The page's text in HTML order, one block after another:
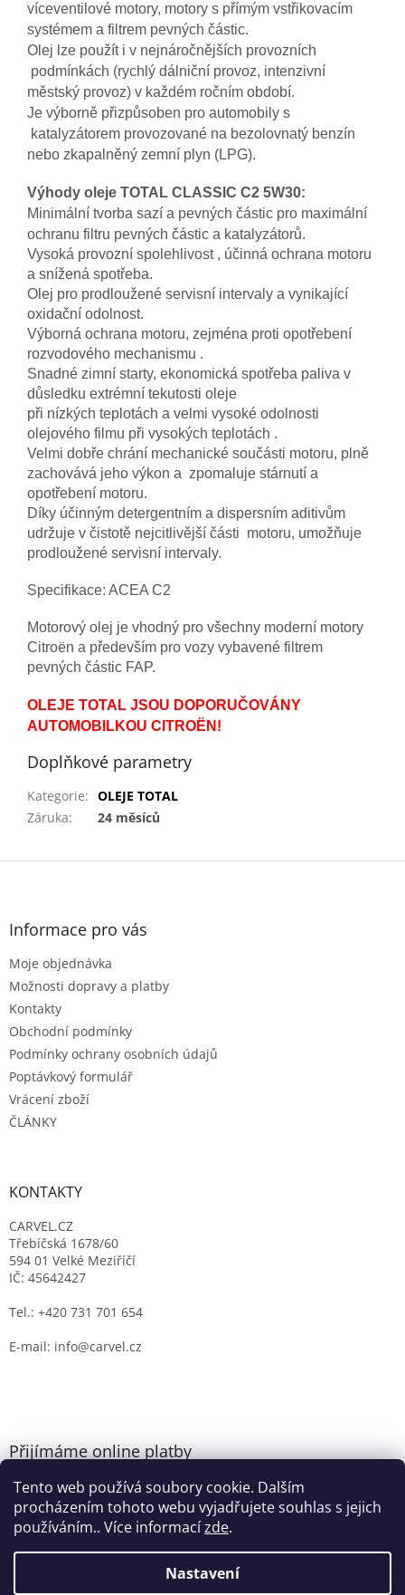
Tento web používá soubory cookie. Dalším
procházením tohoto webu vyjadřujete souhlas s jejich
používáním.. Více informacízde.
Nastavení
víceventilové motory, motory s přímým vstřikovacím
systémem a filtrem pevných částic.
Olej lze použít i v nejnáročnějších provozních
podmínkách (rychlý dálniční provoz, intenzivní
městský provoz) v každém ročním období.
Je výborně přizpůsoben pro automobily s
katalyzátorem provozované na bezolovnatý benzín
nebo zkapalněný zemní plyn (LPG).
Výhody oleje TOTAL CLASSIC C2 5W30:
Minimální tvorba sazí a pevných částic pro maximální
ochranu filtru pevných částic a katalyzátorů.
Vysoká provozní spolehlivost , účinná ochrana motoru
a snížená spotřeba.
Olej pro prodloužené servisní intervaly a vynikající
oxidační odolnost.
Výborná ochrana motoru, zejména proti opotřebení
rozvodového mechanismu .
Snadné zimní starty, ekonomická spotřeba paliva v
důsledku extrémní tekutosti oleje
při nízkých teplotách a velmi vysoké odolnosti
olejového filmu při vysokých teplotách .
Velmi dobře chrání mechanické součásti motoru, plně
zachovává jeho výkon a zpomaluje stárnutí a
opotřebení motoru.
Díky účinným detergentním a dispersním aditivům
udržuje v čistotě nejcitlivější části motoru, umožňuje
prodloužené servisní intervaly.
Specifikace: ACEA C2
Motorový olej je vhodný pro všechny moderní motory
Citroën a především pro vozy vybavené filtrem
pevných částic FAP.
OLEJE TOTAL JSOU DOPORUČOVÁNY
AUTOMOBILKOU CITROËN!
Doplňkové parametry
Kategorie: OLEJE TOTAL
Záruka: 24 měsíců
Z
Informace pro vás
Moje objednávka
Možnosti dopravy a platby
Kontakty
Obchodní podmínky
Podmínky ochrany osobních údajů
Poptávkový formulář
Vrácení zboží
ČLÁNKY
KONTAKTY
CARVEL.CZ
Třebíčská 1678/60
594 01 Velké Meziříčí
IČ: 45642427
Tel.: +420 731 701 654
E-mail: info@carvel.cz
Přijímáme online platby
Vytvořil Shoptet